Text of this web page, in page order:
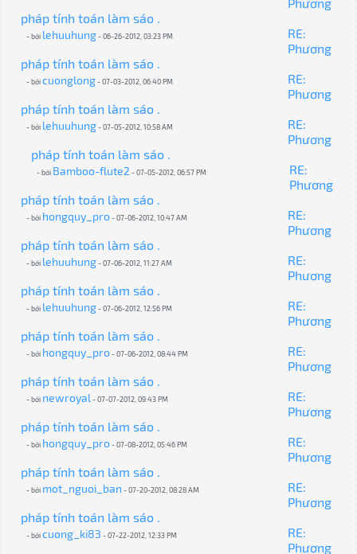
Phương
pháp tính toán làm sáo .
- bởi lehuuhung- 06-26-2012, 03:23 PM
RE:
Phương
pháp tính toán làm sáo .
- bởicuonglong- 07-03-2012, 06:40 PM
RE:
Phương
pháp tính toán làm sáo .
- bởi lehuuhung- 07-05-2012, 10:58 AM
RE:
Phương
pháp tính toán làm sáo .
- bởi Bamboo-flute2 - 07-05-2012, 06:57 PM
RE:
Phương
pháp tính toán làm sáo .
- bởi hongquy_pro- 07-06-2012, 10:47 AM
RE:
Phương
pháp tính toán làm sáo .
- bởi lehuuhung- 07-06-2012, 11:27 AM
RE:
Phương
pháp tính toán làm sáo .
- bởi lehuuhung- 07-06-2012, 12:56 PM
RE:
Phương
pháp tính toán làm sáo .
- bởi hongquy_pro- 07-06-2012, 08:44 PM
RE:
Phương
pháp tính toán làm sáo .
- bởi newroyal- 07-07-2012, 09:43 PM
RE:
Phương
pháp tính toán làm sáo .
- bởi hongquy_pro- 07-08-2012, 05:46 PM
RE:
Phương
pháp tính toán làm sáo .
- bởi mot_nguoi_ban - 07-20-2012, 08:28 AM
RE:
Phương
pháp tính toán làm sáo .
- bởicuong_ki83 - 07-22-2012, 12:33 PM
RE:
Phương